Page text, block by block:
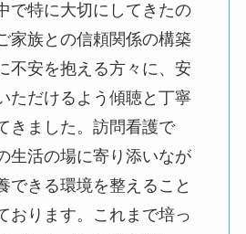
で特に大切にしてきたの
家族との信頼関係の構築
不安を抱える方々に、安
ただけるよう傾聴と丁寧
きました。訪問看護で
生活の場に寄り添いなが
できる環境を整えること
おります。これまで培っ